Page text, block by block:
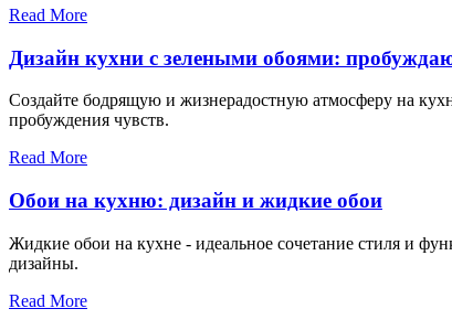
Read More
Дизайн кухни с зелеными обоями:
Создайте бодрящую и жизнерадостную атмосферу на
пробуждения чувств.
Read More
Обои на кухню: дизайн и жидкие обои
Жидкие обои на кухне - идеальное сочетание стиля и
дизайны.
Read More